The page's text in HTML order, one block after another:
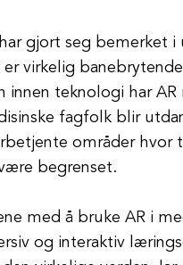
gjort seg bemerket i
virkelig
innen teknologi har
fagfolk blir
områder hvor
begrenset.
med å bruke AR i
og interaktiv